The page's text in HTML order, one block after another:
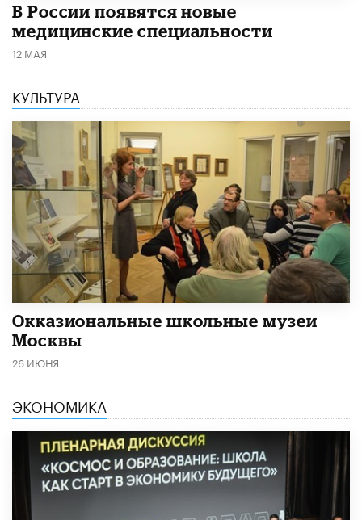
В России появятся новые
медицинские специальности
12 МАЯ
КУЛЬТУРА
​Окказиональные школьные музеи
Москвы
26 ИЮНЯ
ЭКОНОМИКА